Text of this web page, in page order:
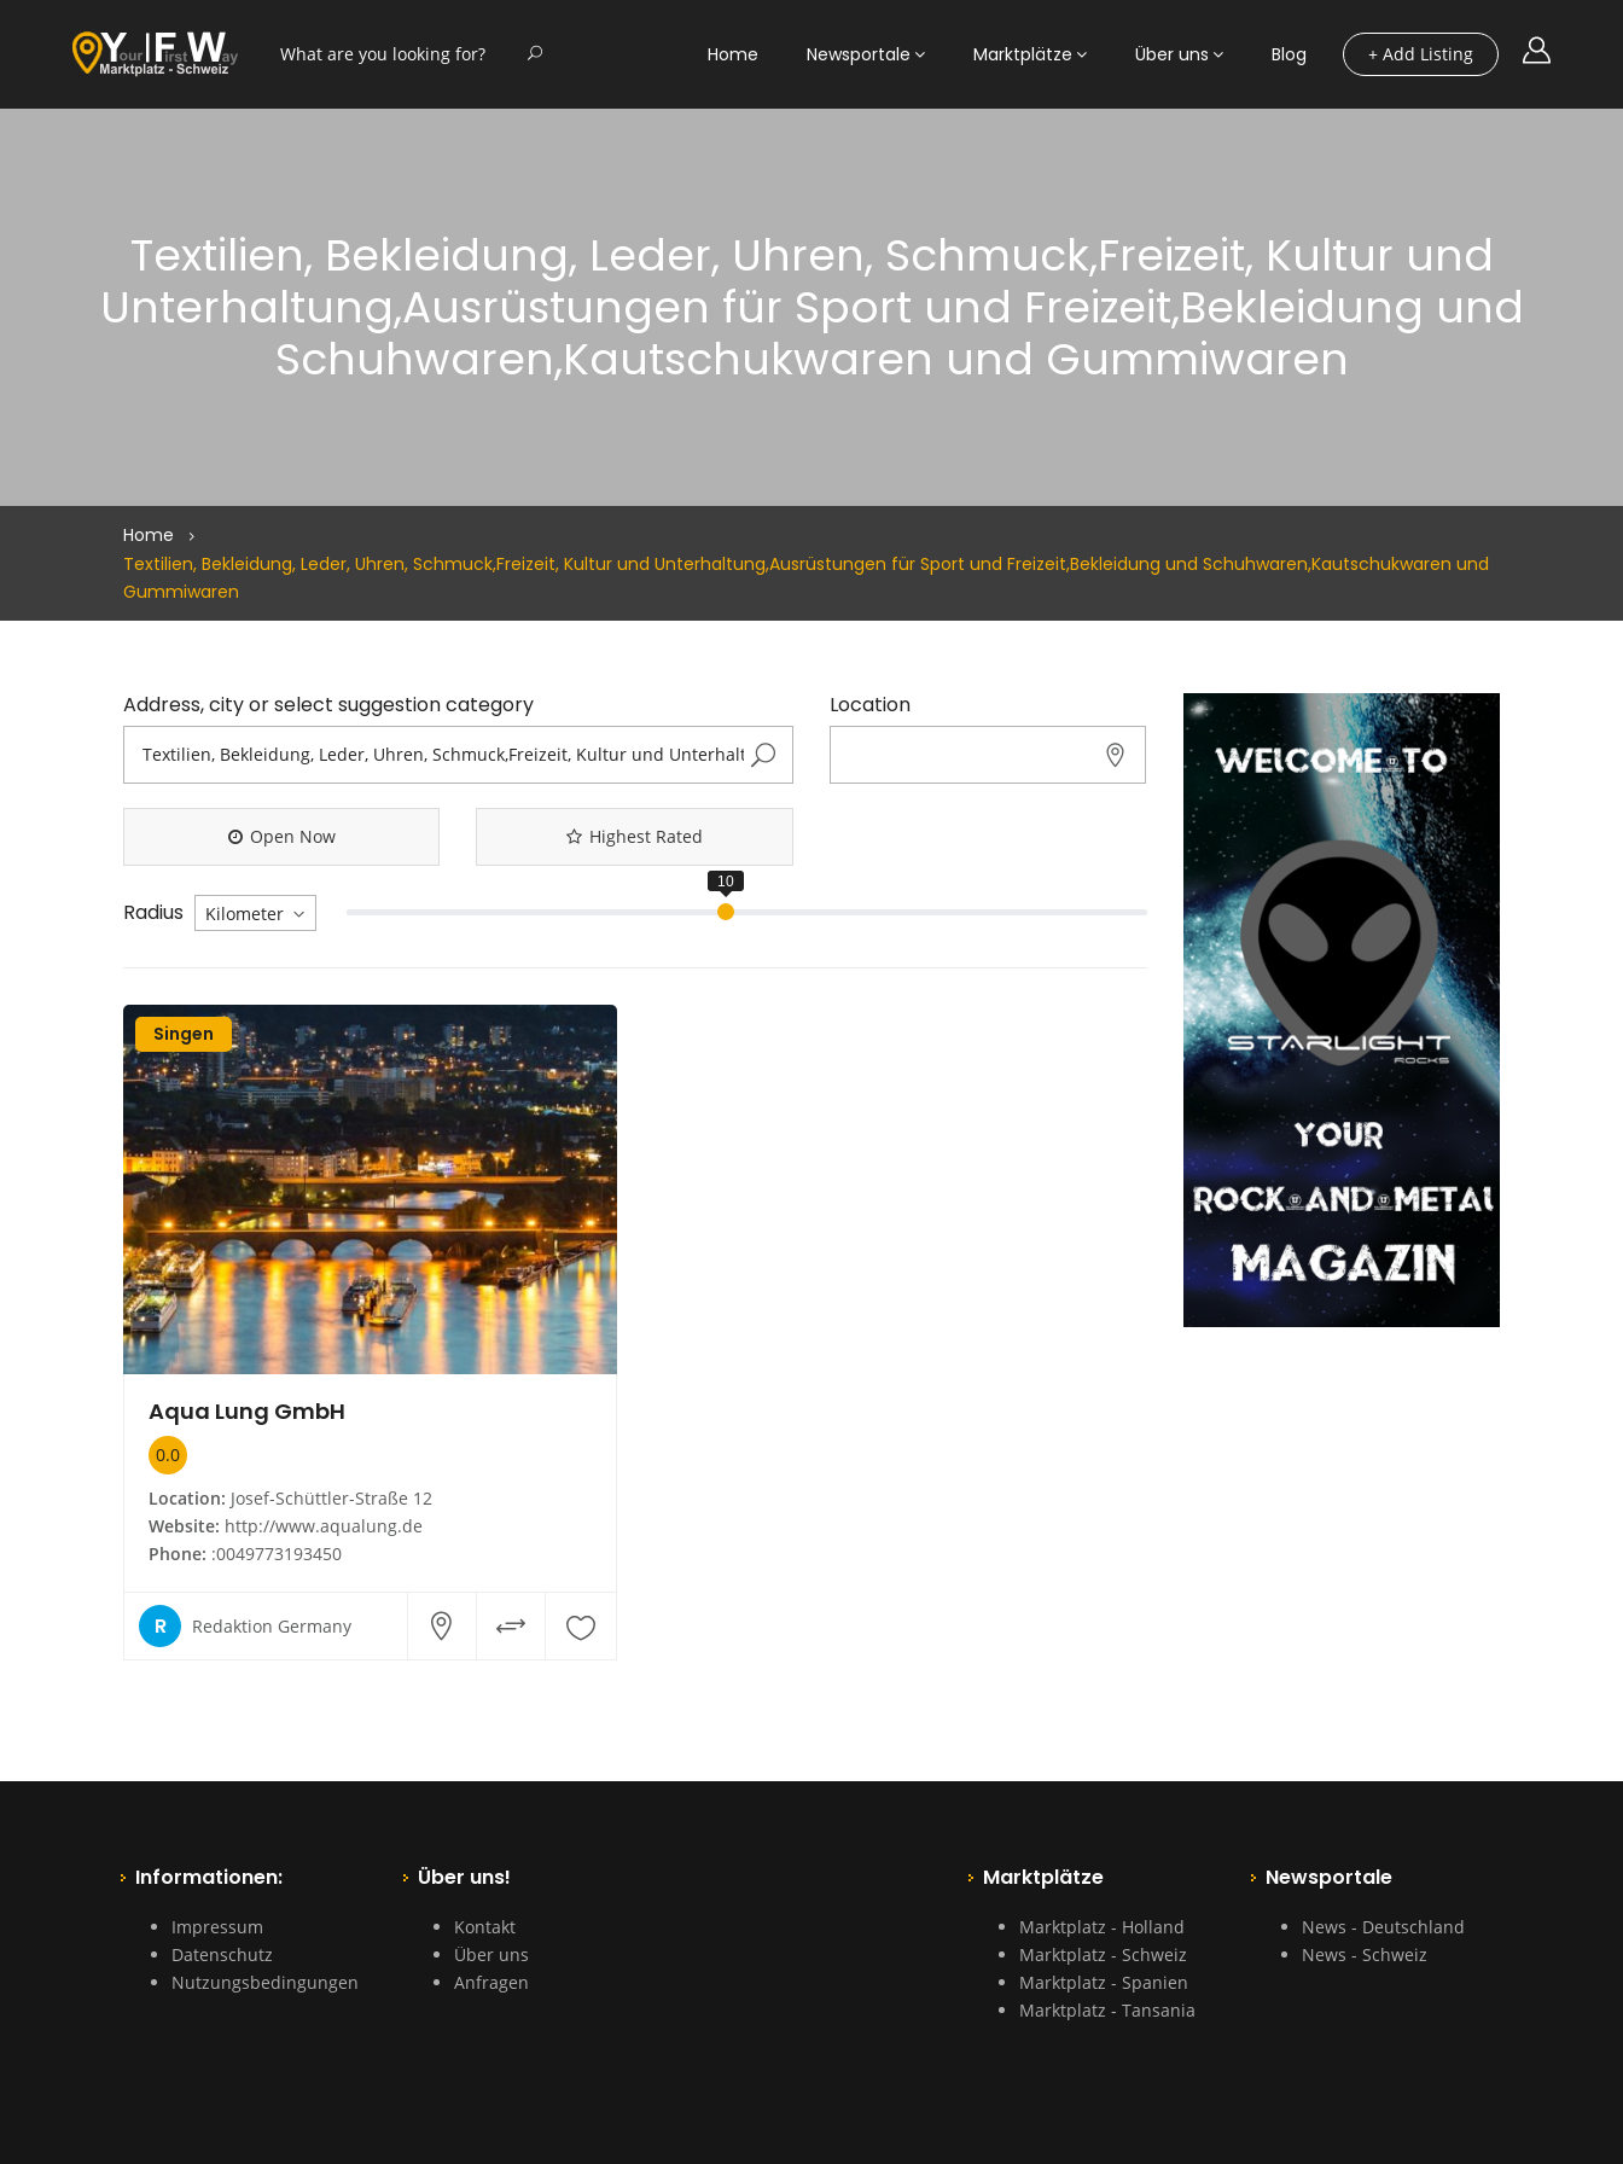
+ Add Listing
Home Newsportale Marktplätze Über uns Blog
Textilien, Bekleidung, Leder, Uhren, Schmuck,Freizeit, Kultur und
Unterhaltung,Ausrüstungen für Sport und Freizeit,Bekleidung und
Schuhwaren,Kautschukwaren und Gummiwaren
Home
Textilien, Bekleidung, Leder, Uhren, Schmuck,Freizeit, Kultur und Unterhaltung,Ausrüstungen für Sport und Freizeit,Bekleidung und Schuhwaren,Kautschukwaren und
Gummiwaren
Address, city or select suggestion category Location
Open Now Highest Rated
Radius
Singen
Aqua Lung GmbH
0.0
Location: Josef-Schüttler-Straße 12
Website: http://www.aqualung.de
Phone: :0049773193450
R Redaktion Germany
Informationen:
Impressum
Datenschutz
Nutzungsbedingungen
Über uns!
Kontakt
Über uns
Anfragen
Marktplätze
Marktplatz - Holland
Marktplatz - Schweiz
Marktplatz - Spanien
Marktplatz - Tansania
Newsportale
News - Deutschland
News - Schweiz